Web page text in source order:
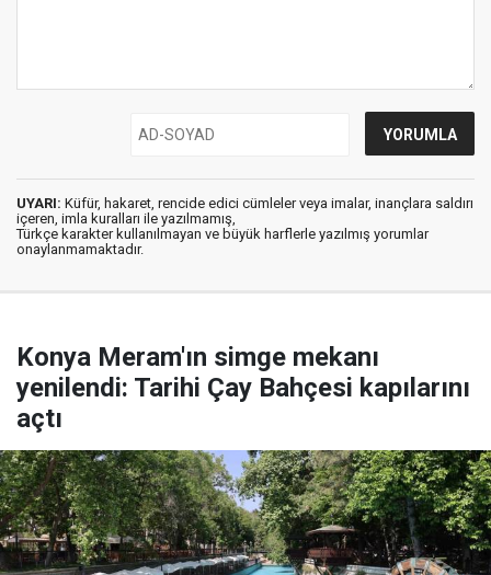
UYARI: Küfür, hakaret, rencide edici cümleler veya imalar, inançlara saldırı
içeren, imla kuralları ile yazılmamış,
Türkçe karakter kullanılmayan ve büyük harflerle yazılmış yorumlar
onaylanmamaktadır.
Konya Meram'ın simge mekanı
yenilendi: Tarihi Çay Bahçesi kapılarını
açtı